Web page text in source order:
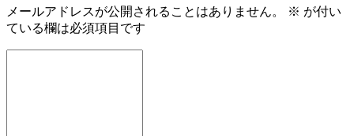
メールアドレスが公開されることはありません。 ※ が付い
ている欄は必須項目です